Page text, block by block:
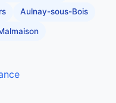
Aulnay-sous-Bois